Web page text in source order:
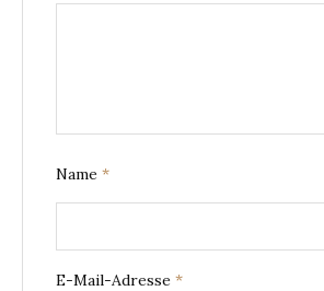
Name *
E-Mail-Adresse *